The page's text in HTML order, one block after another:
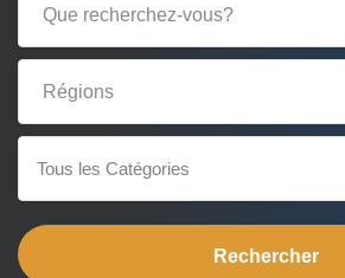
Tous les Catégories